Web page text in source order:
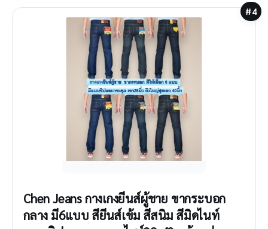
#4
Chen Jeans กางเกงยีนส์ผู้ชาย ขากระบอก
กลาง มี6แบบ สียีนส์เข้ม สีสนิม สีมิดไนท์